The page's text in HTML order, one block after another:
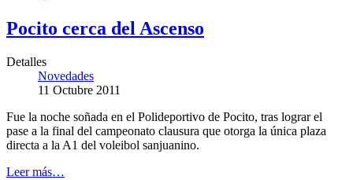
Pocito cerca del Ascenso
Detalles
Novedades
11 Octubre 2011
Fue la noche soñada en el Polideportivo de Pocito, tras lograr el
pase a la final del campeonato clausura que otorga la única plaza
directa a la A1 del voleibol sanjuanino.
Leer más…